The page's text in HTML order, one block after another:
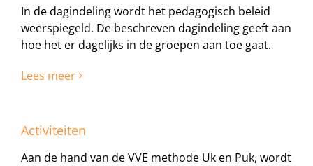
In de dagindeling wordt het pedagogisch beleid
weerspiegeld. De beschreven dagindeling geeft aan
hoe het er dagelijks in de groepen aan toe gaat.
Lees meer
Activiteiten
Aan de hand van de VVE methode Uk en Puk, wordt